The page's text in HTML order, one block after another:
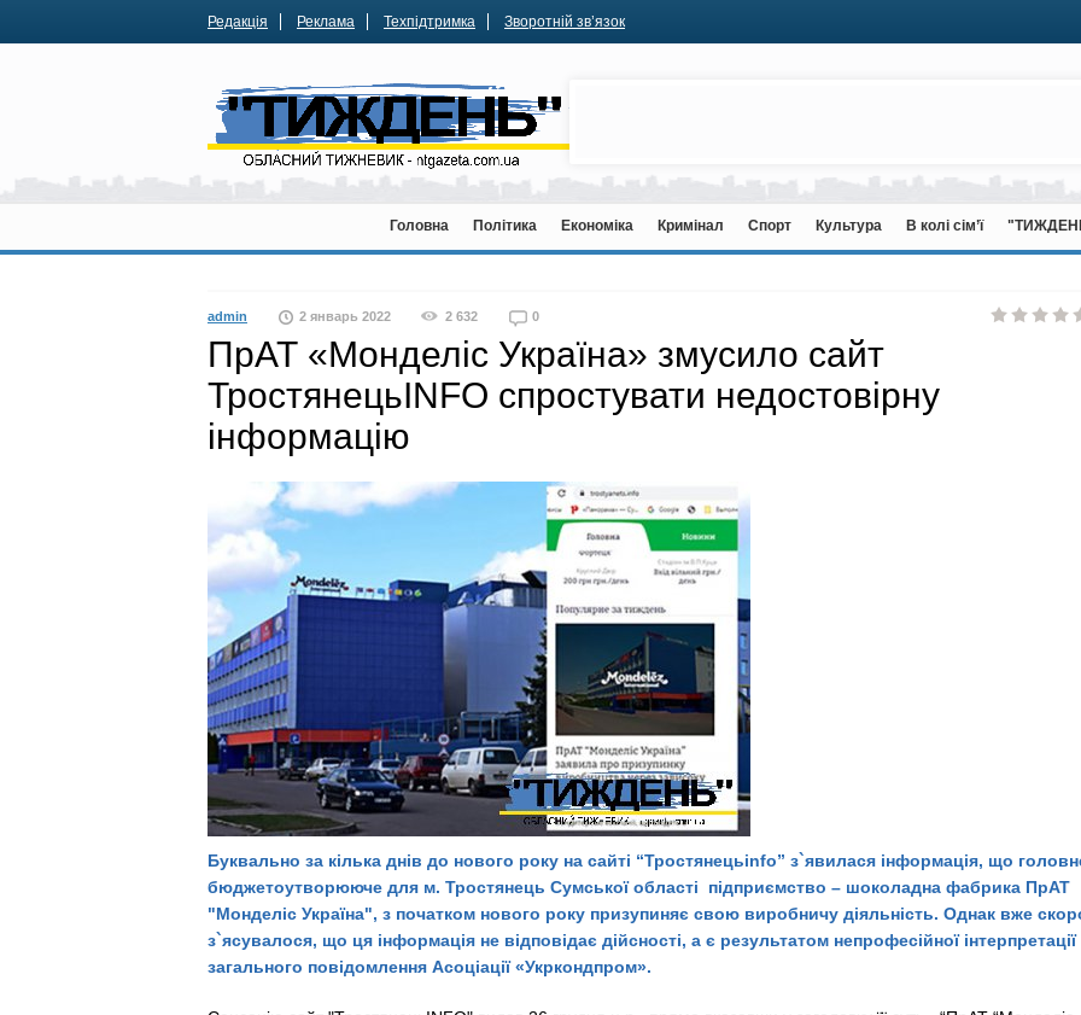
Редакція Реклама Техпідтримка Зворотній зв’язок
Головна Політика Економіка Кримінал Спорт Культура В колі сім’ї
admin 2 январь 2022 2 632 0
ПрАТ «Монделіс Україна» змусило сайт
ТростянецьINFO спростувати недостовірну
інформацію
Буквально за кілька днів до нового року на сайті “Тростянецьinfo” з`явилася інформація, що
бюджетоутворююче для м. Тростянець Сумської області підприємство – шоколадна фабрика ПрАТ
"Монделіс Україна", з початком нового року призупиняє свою виробничу діяльність. Однак вже
з`ясувалося, що ця інформація не відповідає дійсності, а є результатом непрофесійної інтерпретації
загального повідомлення Асоціації «Укркондпром».